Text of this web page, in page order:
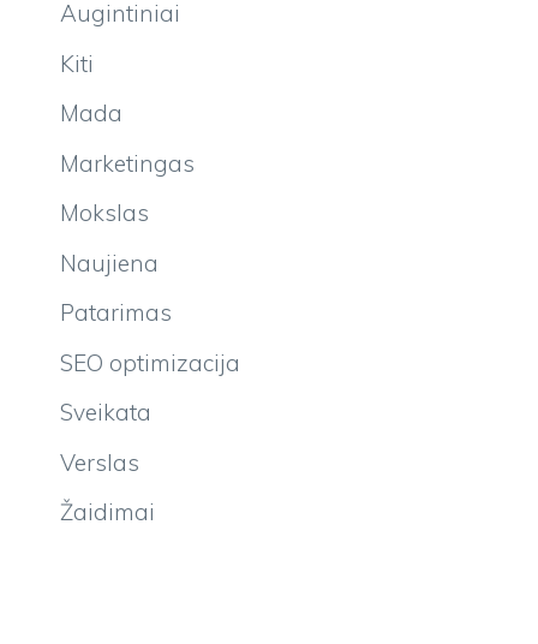
Augintiniai
Kiti
Mada
Marketingas
Mokslas
Naujiena
Patarimas
SEO optimizacija
Sveikata
Verslas
Žaidimai